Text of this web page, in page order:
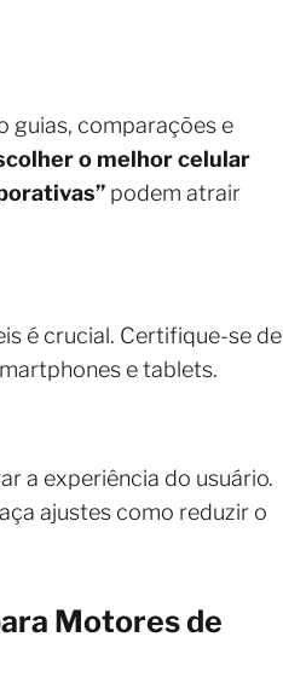
guias, comparações e
o melhor celular
podem atrair
é crucial. Certifique-se de
e tablets.
a experiência do usuário.
ajustes como reduzir o
Motores de